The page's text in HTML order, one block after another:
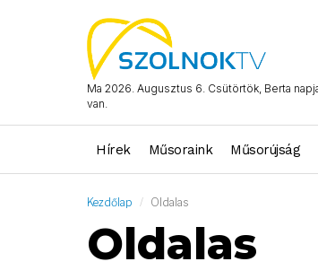
Ma 2026. Augusztus 6. Csütörtök, Berta
van.
Hírek Műsoraink Műsorújság
Kezdőlap Oldalas
Oldalas